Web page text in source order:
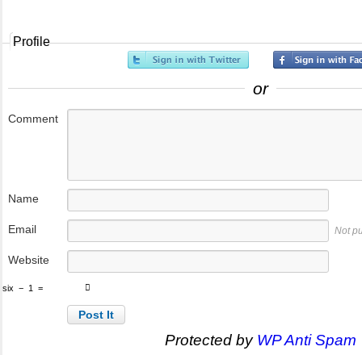
Profile
or
Comment
Name
Email Not
Website
six − 1 =
Protected by WP Anti Spam